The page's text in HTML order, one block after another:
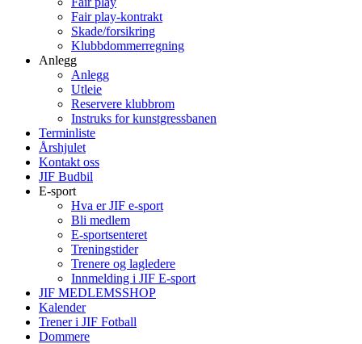
Fair play-kontrakt
Skade/forsikring
Klubbdommerregning
Anlegg
Anlegg
Utleie
Reservere klubbrom
Instruks for kunstgressbanen
Terminliste
Årshjulet
Kontakt oss
JIF Budbil
E-sport
Hva er JIF e-sport
Bli medlem
E-sportsenteret
Treningstider
Trenere og lagledere
Innmelding i JIF E-sport
JIF MEDLEMSSHOP
Kalender
Trener i JIF Fotball
Dommere